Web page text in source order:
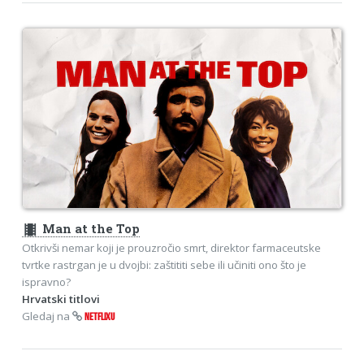
theaters Man at the Top
Otkrivši nemar koji je prouzročio smrt, direktor farmaceutske
tvrtke rastrgan je u dvojbi: zaštititi sebe ili učiniti ono što je
ispravno?
Hrvatski titlovi
Gledaj na
NETFLIXU